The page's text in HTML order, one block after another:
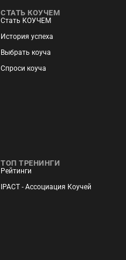
СТАТЬ КОУЧЕМ
Стать КОУЧЕМ
История успеха
Выбрать коуча
Спроси коуча
ТОП ТРЕНИНГИ
Рейтинги
IPACT - Ассоциация Коучей